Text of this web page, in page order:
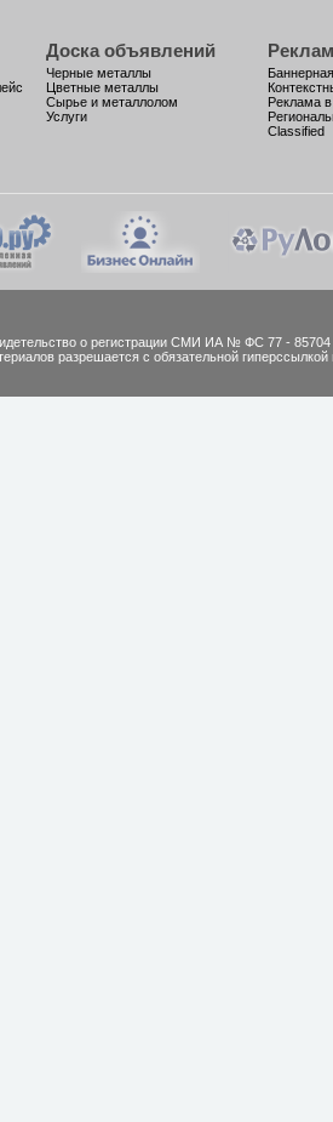
Доска объявлений
Черные металлы
Цветные металлы
Сырье и металлолом
Услуги
Реклама
Classified
о регистрации СМИ ИА № ФС 77 - 85704
разрешается с обязательной гиперссылкой